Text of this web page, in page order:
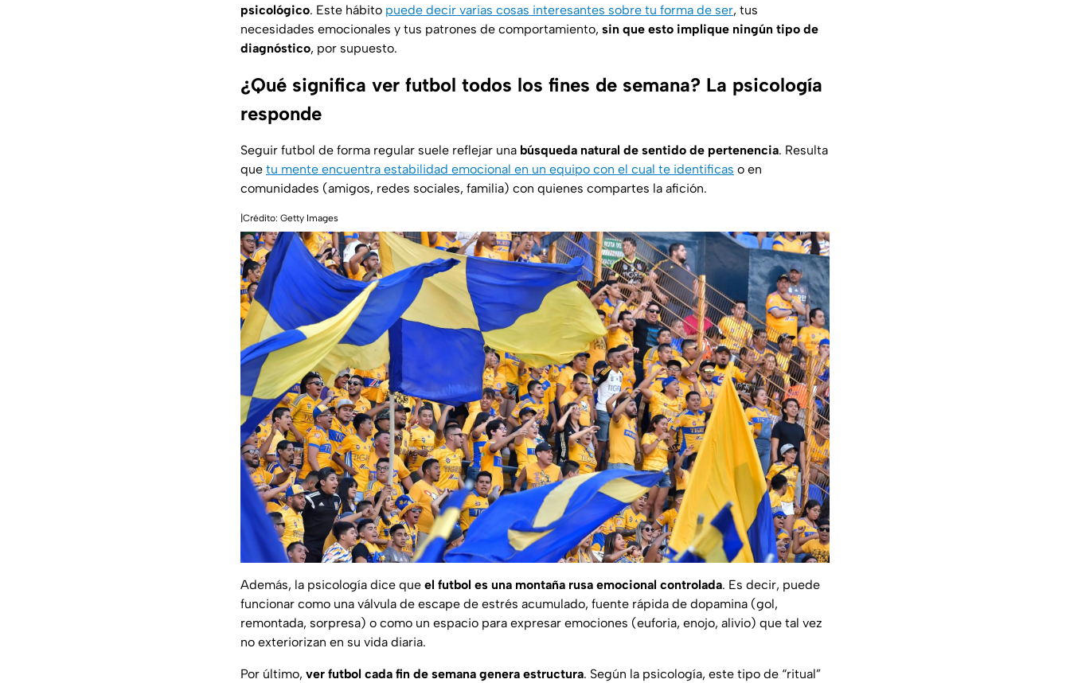
psicológico. Este hábito puede decir varias cosas interesantes sobre tu forma de ser, tus
necesidades emocionales y tus patrones de comportamiento, sin que esto implique ningún tipo de
diagnóstico, por supuesto.
¿Qué significa ver futbol todos los fines de semana? La psicología
responde
Seguir futbol de forma regular suele reflejar una búsqueda natural de sentido de pertenencia. Resulta
que tu mente encuentra estabilidad emocional en un equipo con el cual te identificas o en
comunidades (amigos, redes sociales, familia) con quienes compartes la afición.
|Crédito: Getty Images
Además, la psicología dice que el futbol es una montaña rusa emocional controlada. Es decir, puede
funcionar como una válvula de escape de estrés acumulado, fuente rápida de dopamina (gol,
remontada, sorpresa) o como un espacio para expresar emociones (euforia, enojo, alivio) que tal vez
no exteriorizan en su vida diaria.
Por último, ver futbol cada fin de semana genera estructura. Según la psicología, este tipo de “ritual”